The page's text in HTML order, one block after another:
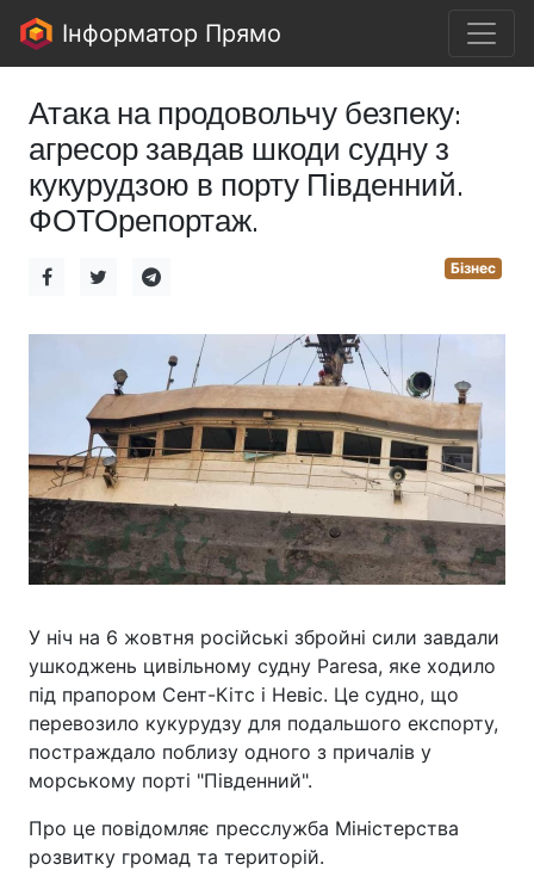
Інформатор Прямо
Атака на продовольчу безпеку:
агресор завдав шкоди судну з
кукурудзою в порту Південний.
ФОТОрепортаж.
Бізнес
У ніч на 6 жовтня російські збройні сили завдали
ушкоджень цивільному судну Paresa, яке ходило
під прапором Сент-Кітс і Невіс. Це судно, що
перевозило кукурудзу для подальшого експорту,
постраждало поблизу одного з причалів у
морському порті "Південний".
Про це повідомляє пресслужба Міністерства
розвитку громад та територій.